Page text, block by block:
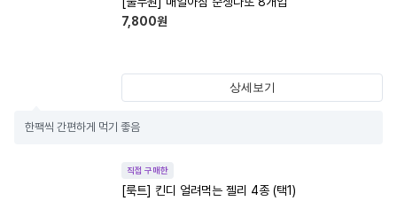
7,800원
상세보기
한팩씩 간편하게 먹기 좋음
직접 구매한
[룩트] 킨디 얼려먹는 젤리 4종 (택1)